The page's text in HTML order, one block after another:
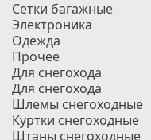
Сетки багажные
Электроника
Одежда
Прочее
Для снегохода
Для снегохода
Шлемы снегоходные
Куртки снегоходные
Штаны снегоходные